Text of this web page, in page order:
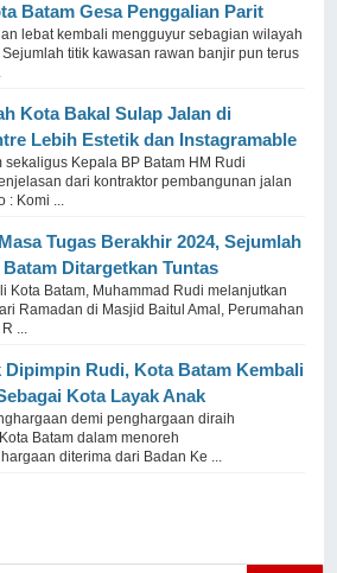
Batam Gesa Penggalian Parit
lebat kembali mengguyur sebagian wilayah
Sejumlah titik kawasan rawan banjir pun terus
Kota Bakal Sulap Jalan di
Lebih Estetik dan Instagramable
sekaligus Kepala BP Batam HM Rudi
dari kontraktor pembangunan jalan
: Komi ...
Tugas Berakhir 2024, Sejumlah
Ditargetkan Tuntas
Kota Batam, Muhammad Rudi melanjutkan
Ramadan di Masjid Baitul Amal, Perumahan
...
Dipimpin Rudi, Kota Batam Kembali
Kota Layak Anak
demi penghargaan diraih
Batam dalam menoreh
diterima dari Badan Ke ...